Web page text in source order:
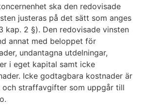
ska den redovisade
justeras på det sätt som anges
kap. 2 §). Den redovisade vinsten
annat med beloppet för
undantagna utdelningar,
i eget kapital samt icke
Icke godtagbara kostnader är
och straffavgifter som uppgår till